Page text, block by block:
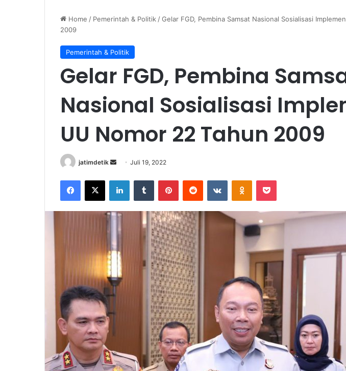
Home / Pemerintah & Politik /Gelar FGD, Pembina Samsat Nasional Sosialisasi
2009
Pemerintah & Politik
Gelar FGD, Pembina
Nasional Sosialisasi
UU Nomor 22 Tahun 2009
jatimdetik
Send
email
Juli 19, 2022
Facebook
X LinkedInTumblr PinterestReddit VKontakteOdnoklassniki
Pocket